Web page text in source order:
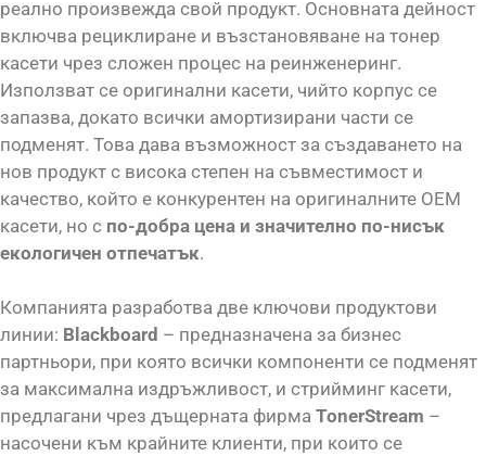
реално произвежда свой продукт. Основната дейност
включва рециклиране и възстановяване на тонер
касети чрез сложен процес на реинженеринг.
Използват се оригинални касети, чийто корпус се
запазва, докато всички амортизирани части се
подменят. Това дава възможност за създаването на
нов продукт с висока степен на съвместимост и
качество, който е конкурентен на оригиналните OEM
касети, но с по-добра цена и значително по-нисък
екологичен отпечатък.
Компанията разработва две ключови продуктови
линии: Blackboard – предназначена за бизнес
партньори, при която всички компоненти се подменят
за максимална издръжливост, и стрийминг касети,
предлагани чрез дъщерната фирма TonerStream –
насочени към крайните клиенти, при които се